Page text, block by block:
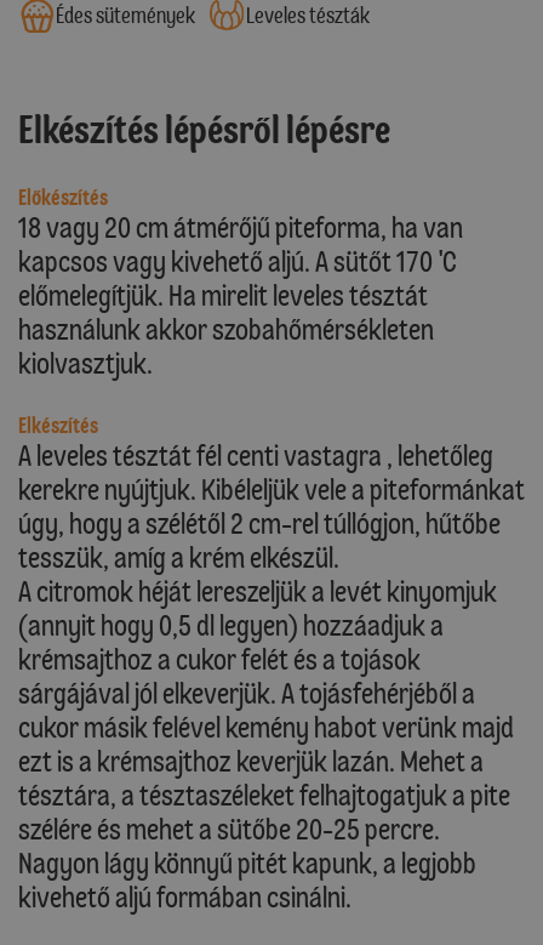
Édes sütemények
Leveles tészták
Elkészítés lépésről lépésre
Előkészítés
18 vagy 20 cm átmérőjű piteforma, ha van
kapcsos vagy kivehető aljú. A sütőt 170 'C
előmelegítjük. Ha mirelit leveles tésztát
használunk akkor szobahőmérsékleten
kiolvasztjuk.
Elkészítés
A leveles tésztát fél centi vastagra , lehetőleg
kerekre nyújtjuk. Kibéleljük vele a piteformánkat
úgy, hogy a szélétől 2 cm-rel túllógjon, hűtőbe
tesszük, amíg a krém elkészül.
A citromok héját lereszeljük a levét kinyomjuk
(annyit hogy 0,5 dl legyen) hozzáadjuk a
krémsajthoz a cukor felét és a tojások
sárgájával jól elkeverjük. A tojásfehérjéből a
cukor másik felével kemény habot verünk majd
ezt is a krémsajthoz keverjük lazán. Mehet a
tésztára, a tésztaszéleket felhajtogatjuk a pite
szélére és mehet a sütőbe 20-25 percre.
Nagyon lágy könnyű pitét kapunk, a legjobb
kivehető aljú formában csinálni.